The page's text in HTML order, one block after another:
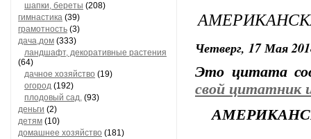
шапки, береты (208)
гимнастика (39)
грамотность (3)
дача,дом (333)
ландшафт, декоративные растения
(64)
дачное хозяйство (19)
огород (192)
плодовый сад, (93)
деньги (2)
детям (10)
домашнее хозяйство (181)
Четверг, 17 Мая
Это цитата
свой цитатник